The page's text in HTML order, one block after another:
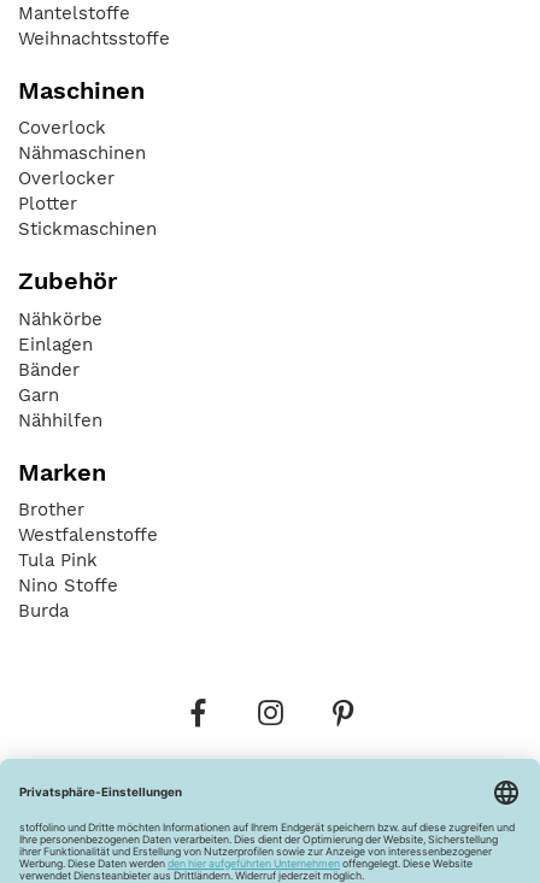
Mantelstoffe
Weihnachtsstoffe
Maschinen
Coverlock
Nähmaschinen
Overlocker
Plotter
Stickmaschinen
Zubehör
Nähkörbe
Einlagen
Bänder
Garn
Nähhilfen
Marken
Brother
Westfalenstoffe
Tula Pink
Nino Stoffe
Burda
Widerrufsbelehrung Vertrag widerrufen